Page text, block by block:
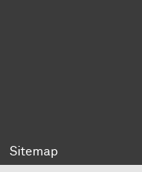
Sitemap